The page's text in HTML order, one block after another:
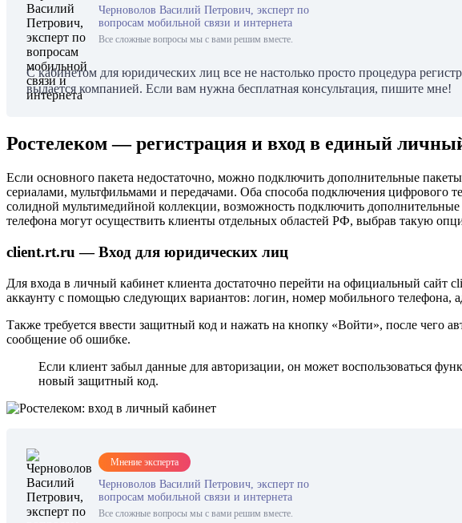
Черноволов Василий Петрович, эксперт по
вопросам мобильной связи и интернета
Все сложные вопросы мы с вами решим вместе.
С кабинетом для юридических лиц все не настолько просто процедура
выдается компанией. Если вам нужна бесплатная консультация, пишите мне!
Ростелеком — регистрация и вход в единый
Если основного пакета недостаточно, можно подключить дополнительные
сериалами, мультфильмами и передачами. Оба способа подключения цифрового
солидной мультимедийной коллекции, возможность подключить
телефона могут осуществить клиенты отдельных областей РФ, выбрав такую
client.rt.ru — Вход для юридических лиц
Для входа в личный кабинет клиента достаточно перейти на официальный сайт
аккаунту с помощью следующих вариантов: логин, номер мобильного телефона,
Также требуется ввести защитный код и нажать на кнопку «Войти», после чего
сообщение об ошибке.
Если клиент забыл данные для авторизации, он может воспользоваться
новый защитный код.
Мнение эксперта
Черноволов Василий Петрович, эксперт по
вопросам мобильной связи и интернета
Все сложные вопросы мы с вами решим вместе.